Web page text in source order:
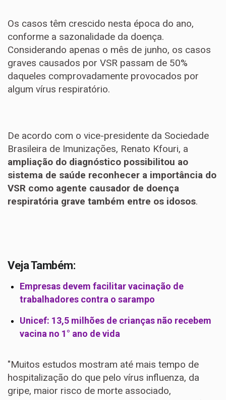
Os casos têm crescido nesta época do ano,
conforme a sazonalidade da doença.
Considerando apenas o mês de junho, os casos
graves causados por VSR passam de 50%
daqueles comprovadamente provocados por
algum vírus respiratório.
De acordo com o vice-presidente da Sociedade
Brasileira de Imunizações, Renato Kfouri, a
ampliação do diagnóstico possibilitou ao
sistema de saúde reconhecer a importância do
VSR como agente causador de doença
respiratória grave também entre os idosos.
Veja Também:
Empresas devem facilitar vacinação de
trabalhadores contra o sarampo
Unicef: 13,5 milhões de crianças não recebem
vacina no 1° ano de vida
"Muitos estudos mostram até mais tempo de
hospitalização do que pelo vírus influenza, da
gripe, maior risco de morte associado,